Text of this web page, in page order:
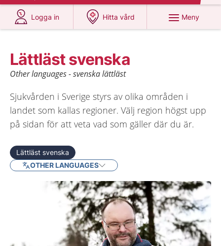
Logga in
på 1177.se
Hitta vård
på 1177.se
Meny
Lättläst svenska
Other languages - svenska lättläst
Sjukvården i Sverige styrs av olika områden i
landet som kallas regioner. Välj region högst upp
på sidan för att veta vad som gäller där du är.
Lättläst svenska
OTHER LANGUAGES